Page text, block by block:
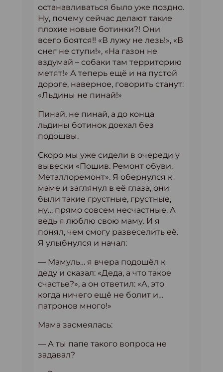
останавливаться было уже поздно.
Ну, почему сейчас делают такие
плохие новые ботинки?! Они
всего боятся!! «В лужу не лезь!», «В
снег не ступи!», «На газон не
вздумай – собаки там территорию
метят!» А теперь ещё и на пустой
дороге, наверное, говорить станут:
«Льдины не пинай!»
Пинай, не пинай, а до конца
льдины ботинок доехал без
подошвы.
Скоро мы уже сидели в очереди у
вывески «Пошив. Ремонт обуви.
Металлоремонт». Я обернулся к
маме и заглянул в её глаза, они
были такие грустные, грустные,
ну… прямо совсем несчастные. А
ведь я люблю свою маму. И я
понял, чем смогу развеселить её.
Я улыбнулся и начал:
— Мамуль… я вчера подошёл к
деду и сказал: «Деда, а что такое
счастье?», а он ответил: «А, это
когда ничего ещё не болит и…
патронов много!»
Мама засмеялась:
— А ты папе такого вопроса не
задавал?